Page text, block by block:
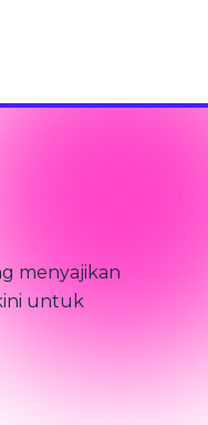
menyajikan
untuk